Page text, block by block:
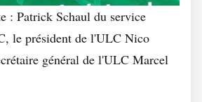
: Patrick Schaul du service
le président de l'ULC Nico
général de l'ULC Marcel